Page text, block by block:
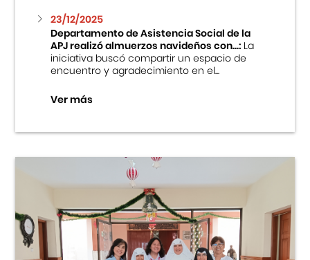
23/12/2025
Departamento de Asistencia Social de la
APJ realizó almuerzos navideños con...:La
iniciativa buscó compartir un espacio de
encuentro y agradecimiento en el...
Ver más